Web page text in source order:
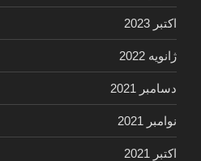
اکتبر 2023
ژانویه 2022
دسامبر 2021
نوامبر 2021
اکتبر 2021